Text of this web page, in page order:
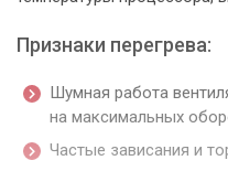
Признаки перегрева:
Шумная работа
на максимальных
Частые зависания и